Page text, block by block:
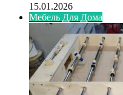
15.01.2026
Мебель Для Дома